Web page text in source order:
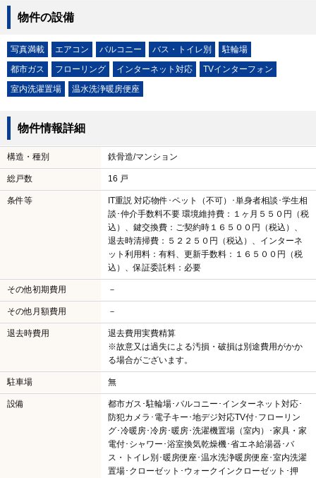
物件の設備
写真満載 エアコン バルコニー バス・トイレ別
駐輪場
都市ガス
フローリング インターネット対応
TVインターフォン
室内洗濯置場
温水洗浄暖房便座
物件情報詳細
構造・種別 鉄骨造/マンション
総戸数 16 戸
条件等
IT重説 対応物件･ペット（不可）･単身者相談･学生相
談･仲介手数料不要 環境維持費：１ヶ月５５０円（税
込）、鍵交換費：ご契約時１６５００円（税込）、
退去時清掃費：５２２５０円（税込）、インターネ
ット利用料：有料、更新手数料：１６５００円（税
込）、保証委託料：必要
その他初期費用 －
その他月額費用 －
退去時費用
退去費用実費精算
※故意又は過失による汚損・破損は別途費用がかか
る場合がございます。
駐車場 無
設備
都市ガス･駐輪場･バルコニー･インターネット対応･
防犯カメラ･電子キー･地デジ対応TV付･フローリン
グ･冷暖房･冷房･暖房･洗濯機置場（室内）･家具・家
電付･シャワー･浴室換気乾燥機･省エネ給湯器･バ
ス・トイレ別･暖房便座･温水洗浄暖房便座･室内洗濯
置場･クローゼット･ウォークインクローゼット･押